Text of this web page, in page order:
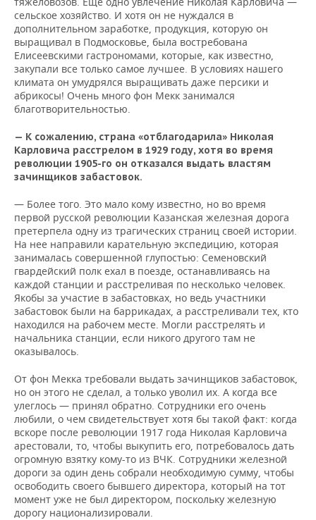
сельское хозяйство. И хотя он не нуждался в
дополнительном заработке, продукция, которую он
выращивал в Подмосковье, была востребована
Елисеевскими гастрономами, которые, как известно,
закупали все только самое лучшее. В условиях нашего
климата он умудрялся выращивать даже персики и
абрикосы! Очень много фон Мекк занимался
благотворительностью.
— К сожалению, страна «отблагодарила» Николая
Карловича расстрелом в 1929 году, хотя во время
революции 1905-го он отказался выдать властям
зачинщиков забастовок.
— Более того. Это мало кому известно, но во время
первой русской революции Казанская железная дорога
претерпела одну из трагических страниц своей истории.
На нее направили карательную экспедицию, которая
занималась совершенной глупостью: Семеновский
гвардейский полк ехал в поезде, останавливаясь на
каждой станции и расстреливая по несколько человек.
Якобы за участие в забастовках, но ведь участники
забастовок были на баррикадах, а расстреливали тех, кто
находился на рабочем месте. Могли расстрелять и
начальника станции, если никого другого там не
оказывалось.
От фон Мекка требовали выдать зачинщиков забастовок,
но он этого не сделал, а только уволил их. А когда все
улеглось — принял обратно. Сотрудники его очень
любили, о чем свидетельствует хотя бы такой факт: когда
вскоре после революции 1917 года Николая Карловича
арестовали, то, чтобы выкупить его, потребовалось дать
огромную взятку кому-то из ВЧК. Сотрудники железной
дороги за один день собрали необходимую сумму, чтобы
освободить своего бывшего директора, который на тот
момент уже не был директором, поскольку железную
дорогу национализировали.